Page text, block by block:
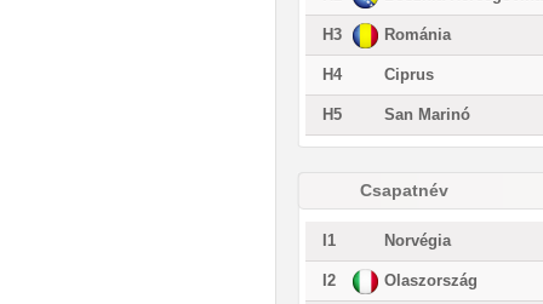
H3 Románia
H4 Ciprus
H5 San Marinó
Csapatnév
I1 Norvégia
I2 Olaszország